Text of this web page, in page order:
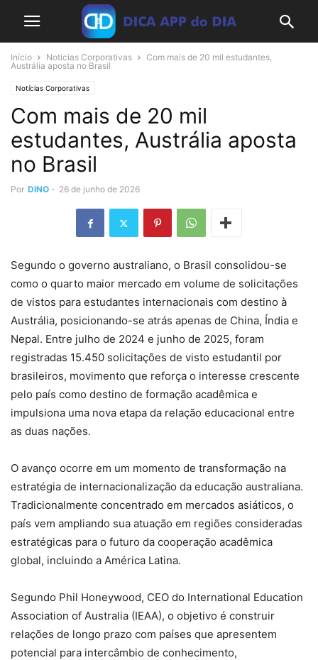
Início Notícias Corporativas
Com mais de 20 mil estudantes,
Austrália aposta no Brasil
Notícias Corporativas
Com mais de 20 mil
estudantes, Austrália aposta
no Brasil
Por DINO - 26 de junho de 2026
Segundo o governo australiano, o Brasil consolidou-se
como o quarto maior mercado em volume de solicitações
de vistos para estudantes internacionais com destino à
Austrália, posicionando-se atrás apenas de China, Índia e
Nepal. Entre julho de 2024 e junho de 2025, foram
registradas 15.450 solicitações de visto estudantil por
brasileiros, movimento que reforça o interesse crescente
pelo país como destino de formação acadêmica e
impulsiona uma nova etapa da relação educacional entre
as duas nações.
O avanço ocorre em um momento de transformação na
estratégia de internacionalização da educação australiana.
Tradicionalmente concentrado em mercados asiáticos, o
país vem ampliando sua atuação em regiões consideradas
estratégicas para o futuro da cooperação acadêmica
global, incluindo a América Latina.
Segundo Phil Honeywood, CEO do International Education
Association of Australia (IEAA), o objetivo é construir
relações de longo prazo com países que apresentem
potencial para intercâmbio de conhecimento,